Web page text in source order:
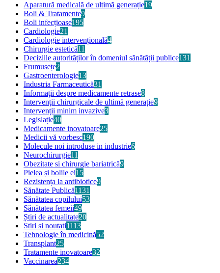
Aparatură medicală de ultimă generație19
Boli & Tratamente9
Boli infecțioase195
Cardiologie21
Cardiologie intervențională4
Chirurgie estetică11
Deciziile autorităților în domeniul sănătății publice131
Frumusețe2
Gastroenterologie13
Industria Farmaceutică31
Informații despre medicamente retrase8
Intervenții chirurgicale de ultimă generație9
Intervenții minim invazive3
Legislație40
Medicamente inovatoare25
Medicii vă vorbesc190
Molecule noi introduse in industrie6
Neurochirurgie11
Obezitate si chirurgie bariatrică9
Pielea și bolile ei15
Rezistența la antibiotice9
Sănătate Publică1131
Sănătatea copilului53
Sănătatea femeii49
Știri de actualitate20
Stiri si noutati1113
Tehnologie în medicină52
Transplant25
Tratamente inovatoare32
Vaccinarea234